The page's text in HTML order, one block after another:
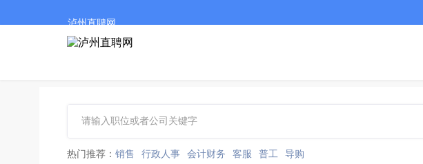
泸州直聘网
热门推荐： 销售 行政人事 会计财务 客服 普工 导购